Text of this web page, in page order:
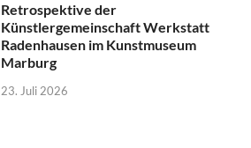
Retrospektive der
Künstlergemeinschaft Werkstatt
Radenhausen im Kunstmuseum
Marburg
23. Juli 2026